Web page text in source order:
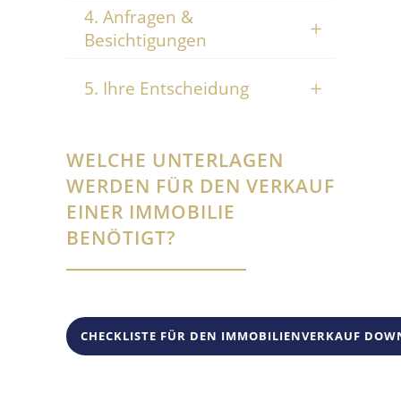
4. Anfragen &
Besichtigungen
5. Ihre Entscheidung
WELCHE UNTERLAGEN
WERDEN FÜR DEN VERKAUF
EINER IMMOBILIE
BENÖTIGT?
CHECKLISTE FÜR DEN IMMOBILIENVERKAUF